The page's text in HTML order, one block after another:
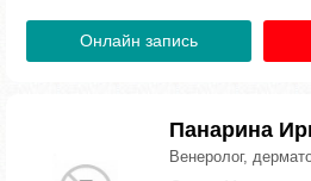
Онлайн запись
Панарина
Венеролог,